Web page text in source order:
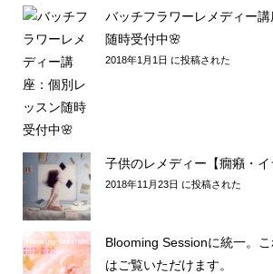
バッチフラワーレメディー
随時受付中🌸
2018年1月1日 に投稿された
子供のレメディー【癇癪・イ
2018年11月23日 に投稿された
Blooming Sessionに統一。
はご覧いただけます。